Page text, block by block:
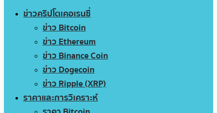
ข่าวคริปโตเคอเรนซี่
ข่าว Bitcoin
ข่าว Ethereum
ข่าว Binance Coin
ข่าว Dogecoin
ข่าว Ripple (XRP)
ราคาและการวิเคราะห์